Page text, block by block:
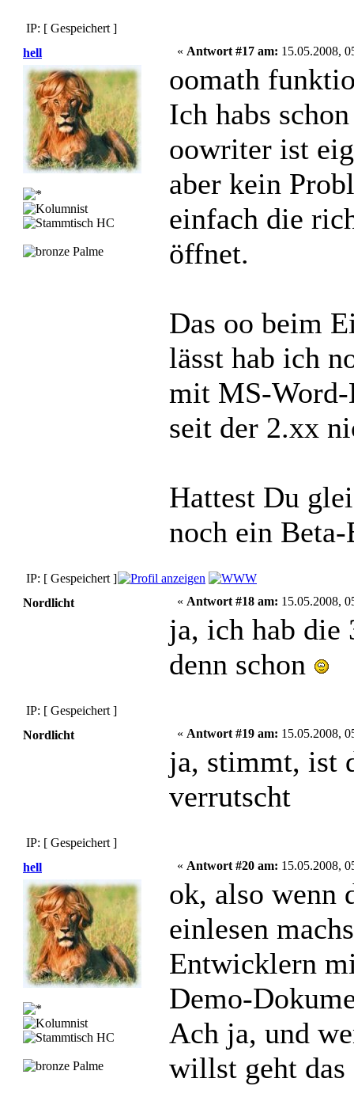
IP: [ Gespeichert ]
hell
« Antwort #17 am: 15.05.2008,
oomath
Ich habs
oowriter ist
aber kein
einfach die
öffnet.
Das oo beim
lässt hab ich
mit MS-Word-
seit der 2.xx
Hattest Du
noch ein Beta-
IP: [ Gespeichert ]
Nordlicht
« Antwort #18 am: 15.05.2008,
ja, ich hab die
denn schon
IP: [ Gespeichert ]
Nordlicht
« Antwort #19 am: 15.05.2008,
ja, stimmt, ist
verrutscht
IP: [ Gespeichert ]
hell
« Antwort #20 am: 15.05.2008,
ok, also wenn
einlesen
Entwicklern
Demo-
Ach ja, und
willst geht das